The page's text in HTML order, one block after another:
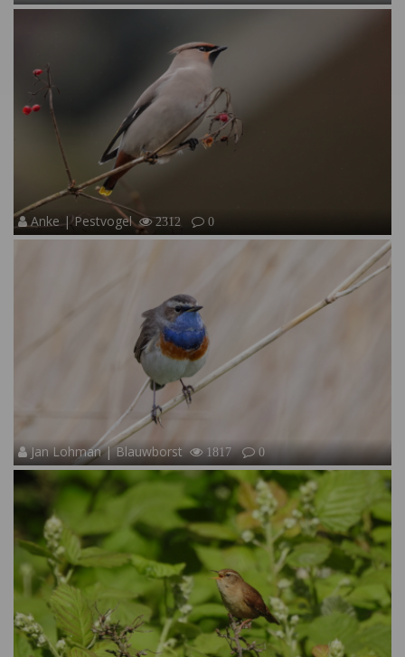
Anke | Pestvogel 2312 0
Jan Lohman | Blauwborst 1817 0